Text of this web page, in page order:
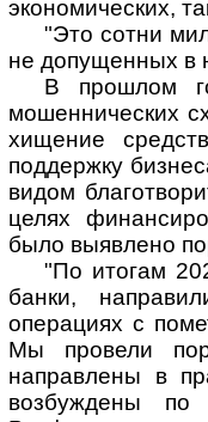
экономических,
"Это сотни
не допущенных в
В прошлом
мошеннических
хищение
поддержку
видом
целях
было выявлено
"По итогам
банки,
операциях с
Мы провели
направлены в
возбуждены